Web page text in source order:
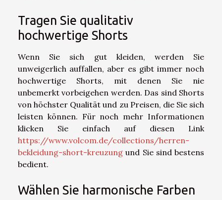
Tragen Sie qualitativ
hochwertige Shorts
Wenn Sie sich gut kleiden, werden Sie
unweigerlich auffallen, aber es gibt immer noch
hochwertige Shorts, mit denen Sie nie
unbemerkt vorbeigehen werden. Das sind Shorts
von höchster Qualität und zu Preisen, die Sie sich
leisten können. Für noch mehr Informationen
klicken Sie einfach auf diesen Link
https://www.volcom.de/collections/herren-
bekleidung-short-kreuzung und Sie sind bestens
bedient.
Wählen Sie harmonische Farben